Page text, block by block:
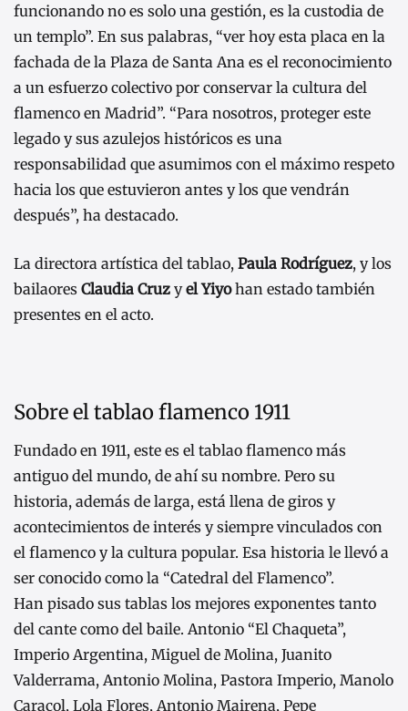
funcionando no es solo una gestión, es la custodia de
un templo”. En sus palabras, “ver hoy esta placa en la
fachada de la Plaza de Santa Ana es el reconocimiento
a un esfuerzo colectivo por conservar la cultura del
flamenco en Madrid”. “Para nosotros, proteger este
legado y sus azulejos históricos es una
responsabilidad que asumimos con el máximo respeto
hacia los que estuvieron antes y los que vendrán
después”, ha destacado.
La directora artística del tablao, Paula Rodríguez, y los
bailaores Claudia Cruz yel Yiyohan estado también
presentes en el acto.
Sobre el tablao flamenco 1911
Fundado en 1911, este es el tablao flamenco más
antiguo del mundo, de ahí su nombre. Pero su
historia, además de larga, está llena de giros y
acontecimientos de interés y siempre vinculados con
el flamenco y la cultura popular. Esa historia le llevó a
ser conocido como la “Catedral del Flamenco”.
Han pisado sus tablas los mejores exponentes tanto
del cante como del baile. Antonio “El Chaqueta”,
Imperio Argentina, Miguel de Molina, Juanito
Valderrama, Antonio Molina, Pastora Imperio, Manolo
Caracol, Lola Flores, Antonio Mairena, Pepe